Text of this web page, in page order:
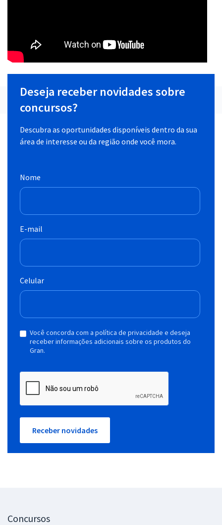
Deseja receber novidades sobre
concursos?
Descubra as oportunidades disponíveis dentro da sua
área de interesse ou da região onde você mora.
Nome
E-mail
Celular
Você concorda com a política de privacidade e deseja
receber informações adicionais sobre os produtos do
Gran.
Receber novidades
Concursos